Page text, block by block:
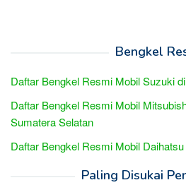
Bengkel
Daftar Bengkel Resmi Mobil Suzuki
Daftar Bengkel Resmi Mobil
Sumatera Selatan
Daftar Bengkel Resmi Mobil
Paling Disukai